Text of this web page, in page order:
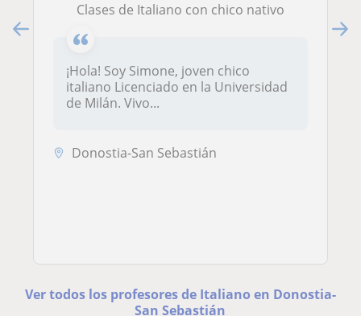
Clases de Italiano con chico nativo
¡Hola! Soy Simone, joven chico
italiano Licenciado en la Universidad
de Milán. Vivo...
Donostia-San Sebastián
Ver todos los profesores de Italiano en Donostia-
San Sebastián